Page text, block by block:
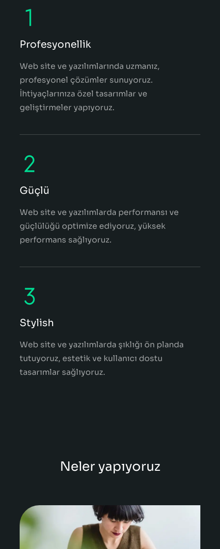
Profesyonellik
Web site ve yazılımlarında uzmanız,
profesyonel çözümler sunuyoruz.
İhtiyaçlarınıza özel tasarımlar ve
geliştirmeler yapıyoruz.
Güçlü
Web site ve yazılımlarda performansı ve
güçlülüğü optimize ediyoruz, yüksek
performans sağlıyoruz.
Stylish
Web site ve yazılımlarda şıklığı ön planda
tutuyoruz, estetik ve kullanıcı dostu
tasarımlar sağlıyoruz.
Neler yapıyoruz